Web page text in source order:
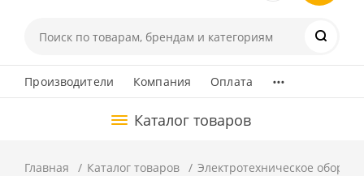
8 (495)
Производители Компания Оплата ...
Каталог товаров
Главная Каталог товаров Электротехническое